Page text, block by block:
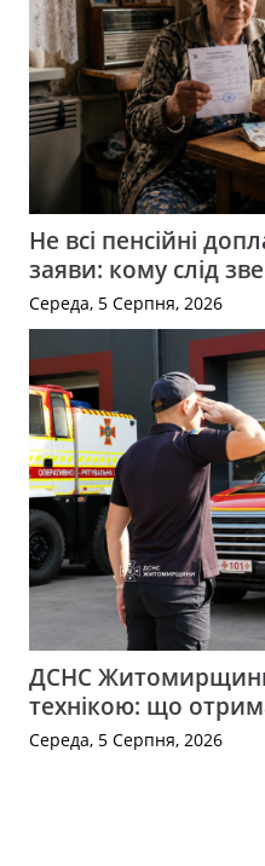
Не всі пенсійні
заяви: кому слід
Середа, 5 Серпня, 2026
ДСНС
технікою: що
Середа, 5 Серпня, 2026